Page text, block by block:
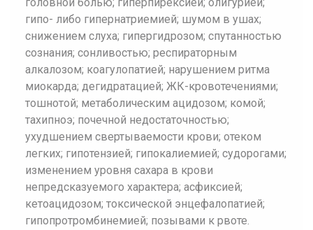
гипо- либо гипернатриемией; шумом в ушах;
снижением слуха; гипергидрозом; спутанностью
сознания; сонливостью; респираторным
алкалозом; коагулопатией; нарушением ритма
миокарда; дегидратацией; ЖК-кровотечениями;
тошнотой; метаболическим ацидозом; комой;
тахипноэ; почечной недостаточностью;
ухудшением свертываемости крови; отеком
легких; гипотензией; гипокалиемией; судорогами;
изменением уровня сахара в крови
непредсказуемого характера; асфиксией;
кетоацидозом; токсической энцефалопатией;
гипопротромбинемией; позывами к рвоте.